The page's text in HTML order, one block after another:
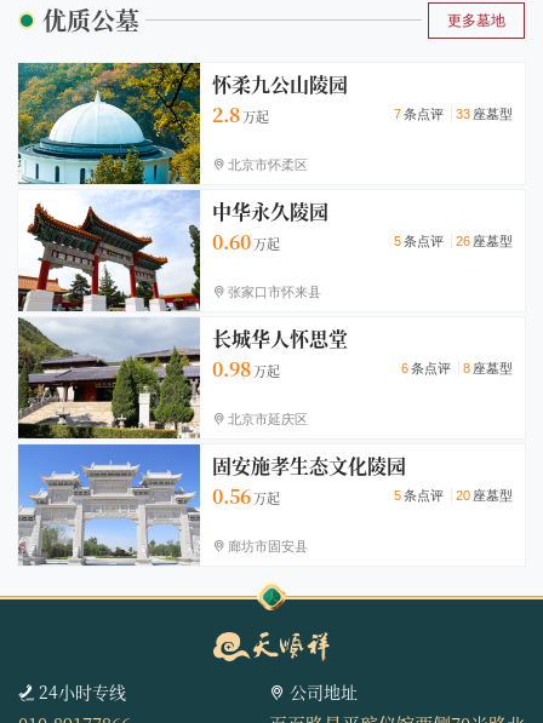
优质公墓 更多墓地
怀柔九公山陵园
2.8
7条点评 33 座墓型
北京市怀柔区
中华永久陵园
0.60
5条点评 26 座墓型
张家口市怀来县
长城华人怀思堂
0.98
6条点评 8 座墓型
北京市延庆区
固安施孝生态文化陵园
0.56
5条点评 20 座墓型
廊坊市固安县
24小时专线 公司地址